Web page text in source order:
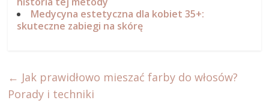
Medycyna estetyczna dla kobiet 35+:
skuteczne zabiegi na skórę
← Jak prawidłowo mieszać farby do włosów?
Porady i techniki